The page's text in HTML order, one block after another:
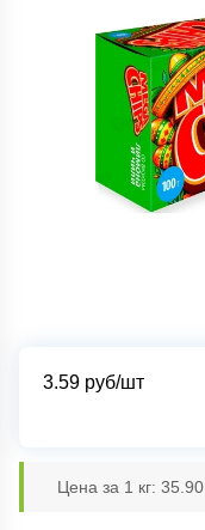
3.59 руб/шт
Цена за 1 кг: 35.90